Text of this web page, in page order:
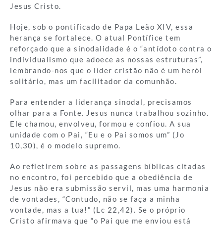
Jesus Cristo.
Hoje, sob o pontificado de Papa Leão XIV, essa
herança se fortalece. O atual Pontífice tem
reforçado que a sinodalidade é o “antídoto contra o
individualismo que adoece as nossas estruturas”,
lembrando-nos que o líder cristão não é um herói
solitário, mas um facilitador da comunhão.
Para entender a liderança sinodal, precisamos
olhar para a Fonte. Jesus nunca trabalhou sozinho.
Ele chamou, envolveu, formou e confiou. A sua
unidade com o Pai, “Eu e o Pai somos um” (Jo
10,30), é o modelo supremo.
Ao refletirem sobre as passagens bíblicas citadas
no encontro, foi percebido que a obediência de
Jesus não era submissão servil, mas uma harmonia
de vontades, “Contudo, não se faça a minha
vontade, mas a tua!” (Lc 22,42). Se o próprio
Cristo afirmava que “o Pai que me enviou está